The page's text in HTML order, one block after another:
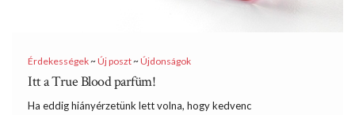
Érdekességek~Új poszt~Újdonságok
Itt a True Blood parfüm!
Ha eddig hiányérzetünk lett volna, hogy kedvenc